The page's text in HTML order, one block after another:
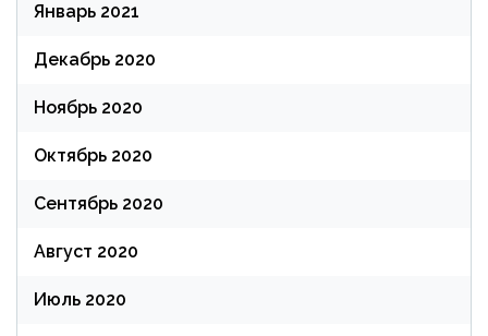
Январь 2021
Декабрь 2020
Ноябрь 2020
Октябрь 2020
Сентябрь 2020
Август 2020
Июль 2020